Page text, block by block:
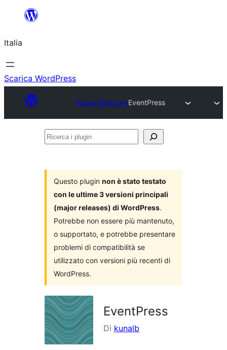
contenuto
Italia
Scarica WordPress
Plugin DirectoryEventPress
Ricerca
Questo plugin non è stato testato
con le ultime 3 versioni principali
(major releases) di WordPress.
Potrebbe non essere più mantenuto,
o supportato, e potrebbe presentare
problemi di compatibilità se
utilizzato con versioni più recenti di
WordPress.
EventPress
Di kunalb